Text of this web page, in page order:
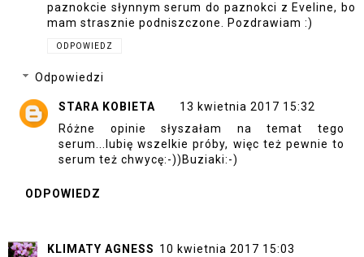
paznokcie słynnym serum do paznokci z Eveline, bo
mam strasznie podniszczone. Pozdrawiam :)
ODPOWIEDZ
Odpowiedzi
STARA KOBIETA
13 kwietnia 2017 15:32
Różne opinie słyszałam na temat tego
serum...lubię wszelkie próby, więc też pewnie to
serum też chwycę:-))Buziaki:-)
ODPOWIEDZ
KLIMATY AGNESS 10 kwietnia 2017 15:03